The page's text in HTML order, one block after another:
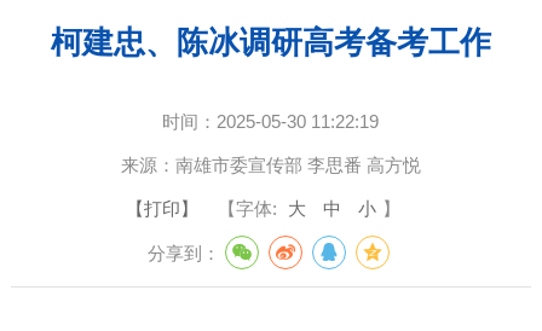
柯建忠、陈冰调研高考备考工作
时间： 2025-05-30 11:22:19
来源： 南雄市委宣传部 李思番 高方悦
【打印】 【字体: 大 中 小 】
分享到：